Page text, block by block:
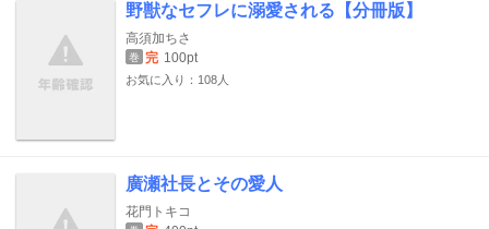
野獣なセフレに溺愛される【分冊版】
高須加ちさ
巻 完 100pt
お気に入り：108人
廣瀬社長とその愛人
花門トキコ